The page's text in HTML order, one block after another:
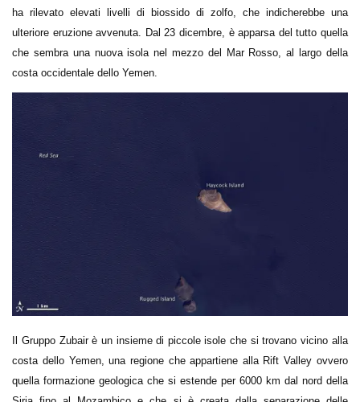
ha rilevato elevati livelli di biossido di zolfo, che indicherebbe una
ulteriore eruzione avvenuta. Dal 23 dicembre, è apparsa del tutto quella
che sembra una nuova isola nel mezzo del Mar Rosso, al largo della
costa occidentale dello Yemen.
Il Gruppo Zubair è un insieme di piccole isole che si trovano vicino alla
costa dello Yemen, una regione che appartiene alla Rift Valley ovvero
quella formazione geologica che si estende per 6000 km dal nord della